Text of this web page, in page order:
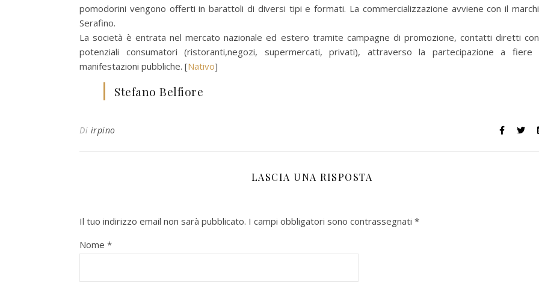
pomodorini vengono offerti in barattoli di diversi tipi e formati. La commercializzazione avviene con il
Serafino.
La società è entrata nel mercato nazionale ed estero tramite campagne di promozione, contatti diretti
potenziali consumatori (ristoranti,negozi, supermercati, privati), attraverso la partecipazione a fiere
manifestazioni pubbliche. [Nativo]
Stefano Belfiore
Di irpino
LASCIA UNA RISPOSTA
Il tuo indirizzo email non sarà pubblicato. I campi obbligatori sono contrassegnati *
Nome *